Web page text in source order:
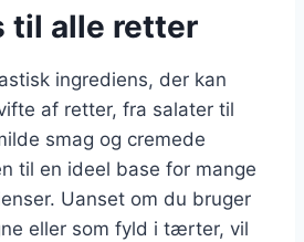
til alle retter
ingrediens, der kan
af retter, fra salater til
smag og cremede
til en ideel base for mange
Uanset om du bruger
eller som fyld i tærter, vil